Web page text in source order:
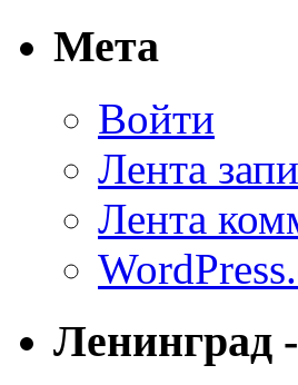
Мета
Войти
Лента
Лента
Ленинград